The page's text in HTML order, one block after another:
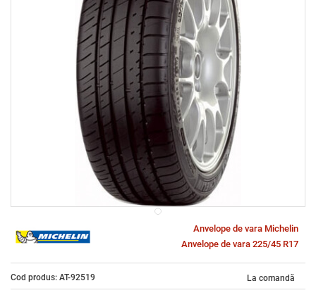
Anvelope de vara Michelin
Anvelope de vara 225/45 R17
Cod produs: AT-92519 La comandă